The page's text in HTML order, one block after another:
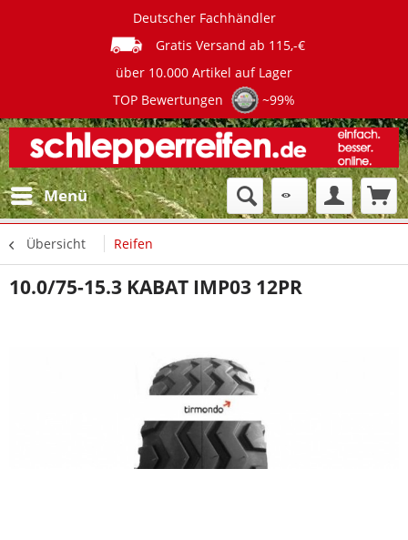
Deutscher Fachhändler
Gratis Versand ab 115,-€
über 10.000 Artikel auf Lager
TOP Bewertungen
~99%
Menü
Übersicht Reifen
10.0/75-15.3 KABAT IMP03 12PR